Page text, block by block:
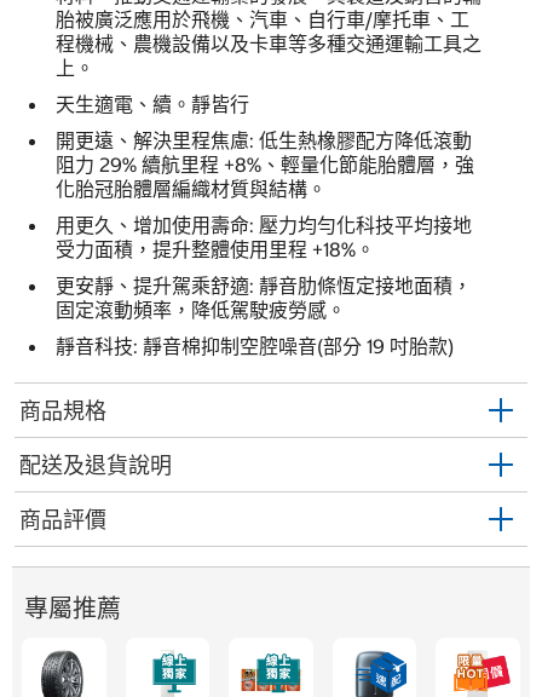
胎被廣泛應用於飛機、汽車、自行車/摩托車、工
程機械、農機設備以及卡車等多種交通運輸工具之
上。
天生適電、續。靜皆行
開更遠、解決里程焦慮: 低生熱橡膠配方降低滾動
阻力 29% 續航里程 +8%、輕量化節能胎體層，強
化胎冠胎體層編織材質與結構。
用更久、增加使用壽命: 壓力均勻化科技平均接地
受力面積，提升整體使用里程 +18%。
更安靜、提升駕乘舒適: 靜音肋條恆定接地面積，
固定滾動頻率，降低駕駛疲勞感。
靜音科技: 靜音棉抑制空腔噪音(部分 19 吋胎款)
商品規格
配送及退貨說明
商品評價
專屬推薦